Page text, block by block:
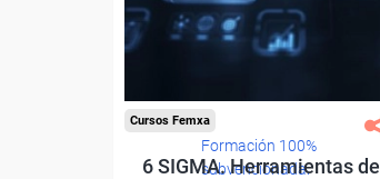
Formación 100%
subvencionada.
Cursos Femxa
6 SIGMA. Herramientas de